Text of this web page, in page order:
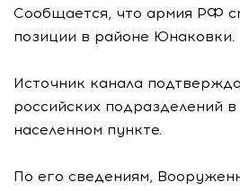
Сообщается, что армия РФ
позиции в районе Юнаковки.
Источник канала
российских подразделений
населенном пункте.
По его сведениям,